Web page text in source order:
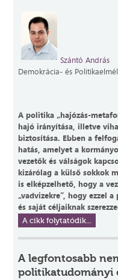
Szántó András
Demokrácia- és
A politika „hajózás-
hajó irányítása, illetve
biztosítása. Ebben a
hatás, amelyet a
vezetők és válságok
kizárólag a külső sokkok
is elképzelhető, hogy a
„vadvizekre”, hogy ezzel
és saját céljaiknak
A cikk folytatódik...
A legfontosabb
politikatudományi